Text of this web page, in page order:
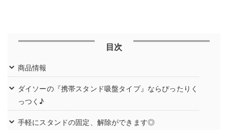
目次
商品情報
ダイソーの『携帯スタンド吸盤タイプ』ならぴったりく
っつく♪
手軽にスタンドの固定、解除ができます◎